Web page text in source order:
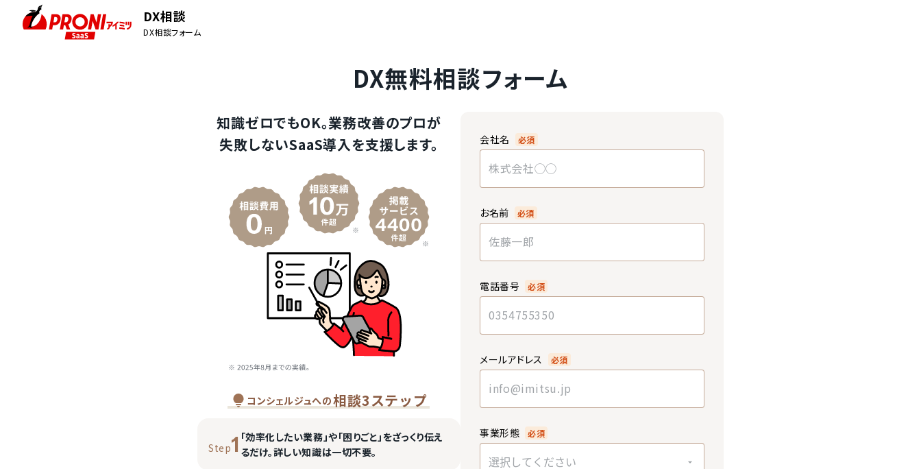
DX相談
DX相談フォーム
DX無料相談フォーム
知識ゼロでもOK。業務改善のプロが
失敗しないSaaS導入を支援します。
コンシェルジュへの相談3ステップ
Step1 「効率化したい業務」や「困りごと」をざっくり伝え
るだけ。詳しい知識は一切不要。
会社名 必須
お名前 必須
電話番号 必須
メールアドレス 必須
事業形態 必須
選択してください